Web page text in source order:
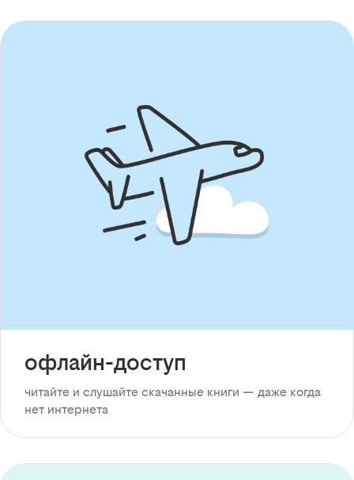
офлайн-доступ
читайте и слушайте скачанные книги — даже когда
нет интернета